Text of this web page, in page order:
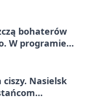
bohaterów
W programie
Nasielsk